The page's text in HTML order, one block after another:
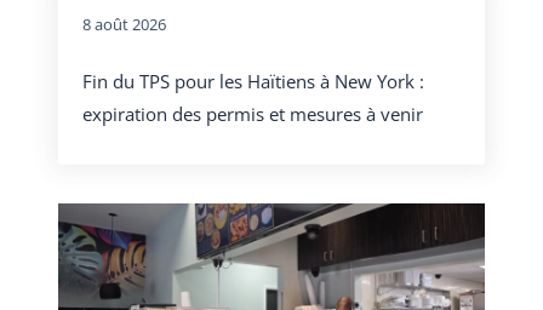
8 août 2026
Fin du TPS pour les Haïtiens à New York :
expiration des permis et mesures à venir